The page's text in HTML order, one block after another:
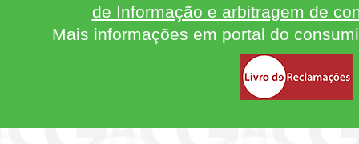
de Informação e arbitragem de
Mais informações em portal do